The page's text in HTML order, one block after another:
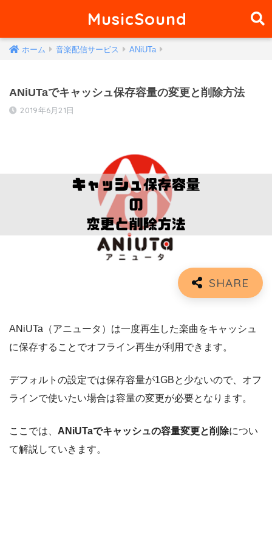
MusicSound
ホーム 音楽配信サービス ANiUTa
ANiUTaでキャッシュ保存容量の変更と削除方法
2019年6月21日
ANiUTa（アニュータ）は一度再生した楽曲をキャッシュ
に保存することでオフライン再生が利用できます。
デフォルトの設定では保存容量が1GBと少ないので、オフ
ラインで使いたい場合は容量の変更が必要となります。
ここでは、 ANiUTaでキャッシュの容量変更と削除につい
て解説していきます。